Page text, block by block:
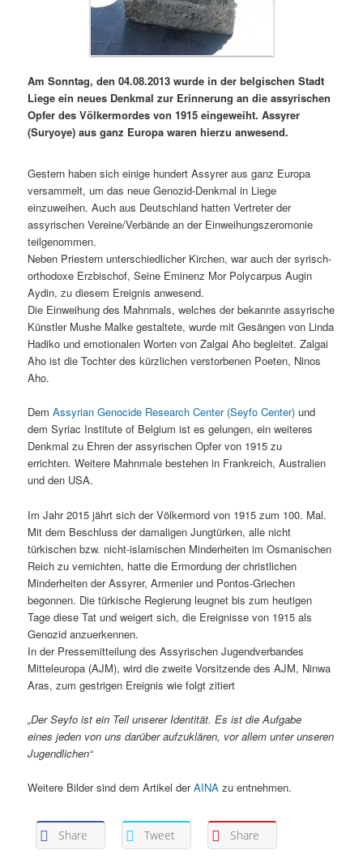
Am Sonntag, den 04.08.2013 wurde in der belgischen Stadt
Liege ein neues Denkmal zur Erinnerung an die assyrischen
Opfer des Völkermordes von 1915 eingeweiht. Assyrer
(Suryoye) aus ganz Europa waren hierzu anwesend.
Gestern haben sich einige hundert Assyrer aus ganz Europa
versammelt, um das neue Genozid-Denkmal in Liege
einzuweihen. Auch aus Deutschland hatten Vertreter der
assyrischen Vereine/Verbände an der Einweihungszeromonie
teilgenommen.
Neben Priestern unterschiedlicher Kirchen, war auch der syrisch-
orthodoxe Erzbischof, Seine Eminenz Mor Polycarpus Augin
Aydin, zu diesem Ereignis anwesend.
Die Einweihung des Mahnmals, welches der bekannte assyrische
Künstler Mushe Malke gestaltete, wurde mit Gesängen von Linda
Hadiko und emotionalen Worten von Zalgai Aho begleitet. Zalgai
Aho ist die Tochter des kürzlichen verstorbenen Poeten, Ninos
Aho.
DemAssyrian Genocide Research Center (Seyfo Center) und
dem Syriac Institute of Belgium ist es gelungen, ein weiteres
Denkmal zu Ehren der assyrischen Opfer von 1915 zu
errichten. Weitere Mahnmale bestehen in Frankreich, Australien
und den USA.
Im Jahr 2015 jährt sich der Völkermord von 1915 zum 100. Mal.
Mit dem Beschluss der damaligen Jungtürken, alle nicht
türkischen bzw. nicht-islamischen Minderheiten im Osmanischen
Reich zu vernichten, hatte die Ermordung der christlichen
Minderheiten der Assyrer, Armenier und Pontos-Griechen
begonnen. Die türkische Regierung leugnet bis zum heutigen
Tage diese Tat und weigert sich, die Ereignisse von 1915 als
Genozid anzuerkennen.
In der Pressemitteilung des Assyrischen Jugendverbandes
Mitteleuropa (AJM), wird die zweite Vorsitzende des AJM, Ninwa
Aras, zum gestrigen Ereignis wie folgt zitiert
„Der Seyfo ist ein Teil unserer Identität. Es ist die Aufgabe
eines jeden von uns darüber aufzuklären, vor allem unter unseren
Jugendlichen“
Weitere Bilder sind dem Artikel derAINA zu entnehmen.
Share Tweet Share